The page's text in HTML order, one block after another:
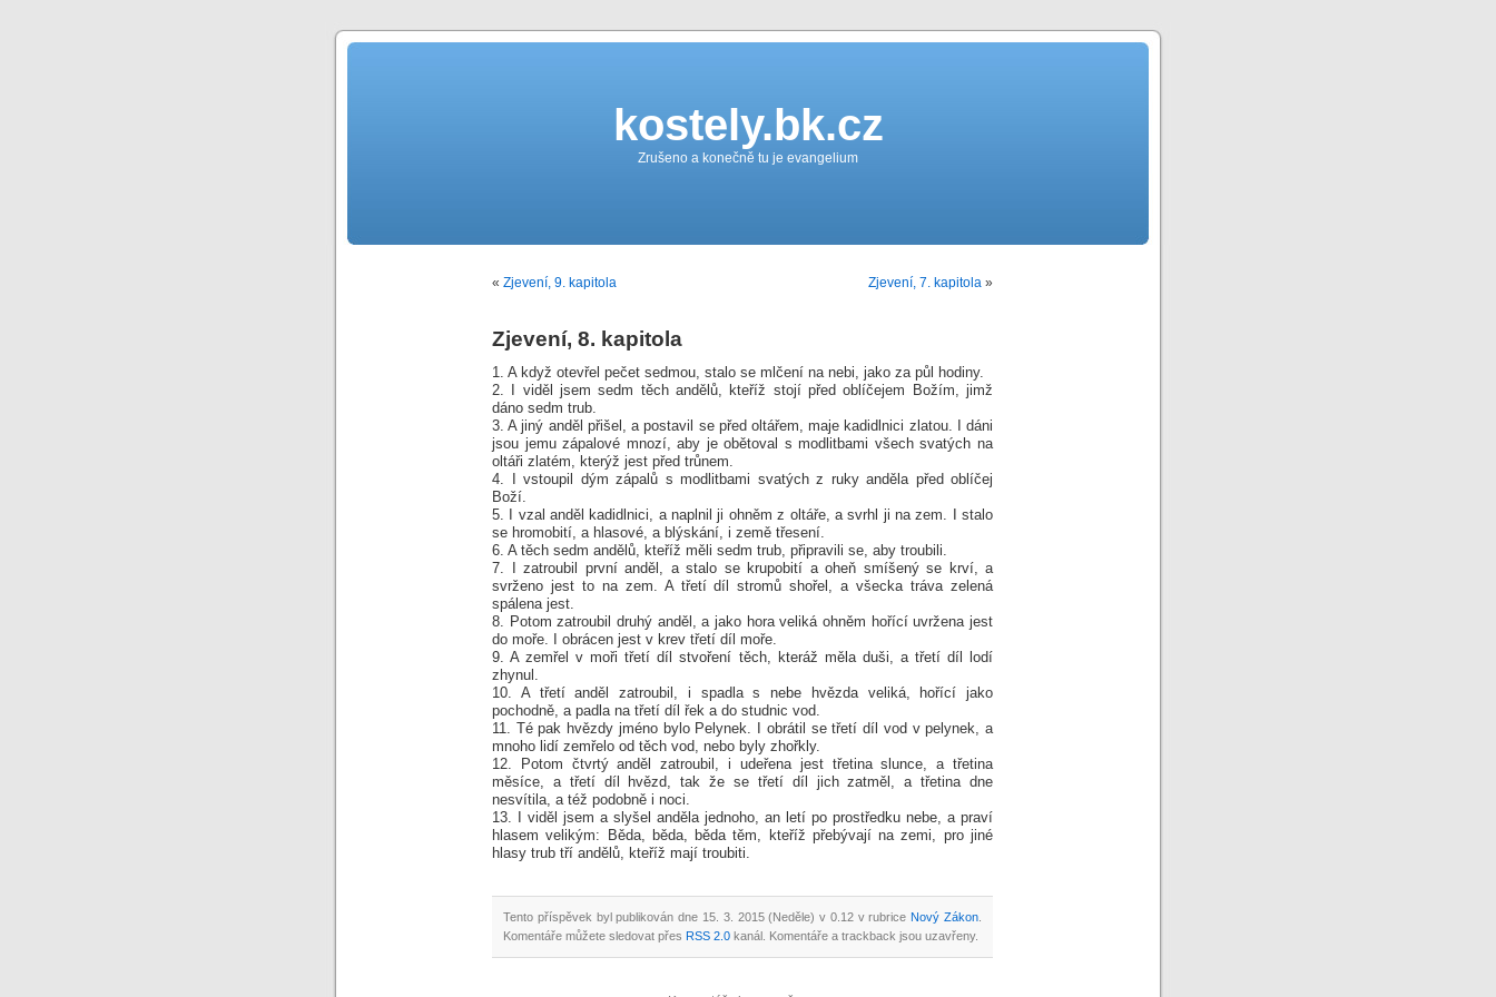
kostely.bk.cz
Zrušeno a konečně tu je evangelium
« Zjevení, 9. kapitola Zjevení, 7. kapitola »
Zjevení, 8. kapitola
1. A když otevřel pečet sedmou, stalo se mlčení na nebi, jako za půl hodiny.
2. I viděl jsem sedm těch andělů, kteříž stojí před oblíčejem Božím, jimž
dáno sedm trub.
3. A jiný anděl přišel, a postavil se před oltářem, maje kadidlnici zlatou. I dáni
jsou jemu zápalové mnozí, aby je obětoval s modlitbami všech svatých na
oltáři zlatém, kterýž jest před trůnem.
4. I vstoupil dým zápalů s modlitbami svatých z ruky anděla před oblíčej
Boží.
5. I vzal anděl kadidlnici, a naplnil ji ohněm z oltáře, a svrhl ji na zem. I stalo
se hromobití, a hlasové, a blýskání, i země třesení.
6. A těch sedm andělů, kteříž měli sedm trub, připravili se, aby troubili.
7. I zatroubil první anděl, a stalo se krupobití a oheň smíšený se krví, a
svrženo jest to na zem. A třetí díl stromů shořel, a všecka tráva zelená
spálena jest.
8. Potom zatroubil druhý anděl, a jako hora veliká ohněm hořící uvržena jest
do moře. I obrácen jest v krev třetí díl moře.
9. A zemřel v moři třetí díl stvoření těch, kteráž měla duši, a třetí díl lodí
zhynul.
10. A třetí anděl zatroubil, i spadla s nebe hvězda veliká, hořící jako
pochodně, a padla na třetí díl řek a do studnic vod.
11. Té pak hvězdy jméno bylo Pelynek. I obrátil se třetí díl vod v pelynek, a
mnoho lidí zemřelo od těch vod, nebo byly zhořkly.
12. Potom čtvrtý anděl zatroubil, i udeřena jest třetina slunce, a třetina
měsíce, a třetí díl hvězd, tak že se třetí díl jich zatměl, a třetina dne
nesvítila, a též podobně i noci.
13. I viděl jsem a slyšel anděla jednoho, an letí po prostředku nebe, a praví
hlasem velikým: Běda, běda, běda těm, kteříž přebývají na zemi, pro jiné
hlasy trub tří andělů, kteříž mají troubiti.
Tento příspěvek byl publikován dne 15. 3. 2015 (Neděle) v 0.12 v rubriceNový Zákon
Komentáře můžete sledovat přes RSS 2.0 kanál. Komentáře a trackback jsou uzavřeny.